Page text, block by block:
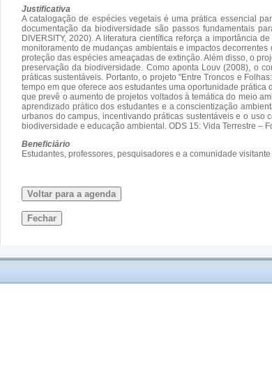
Justificativa
A catalogação de espécies vegetais é uma prática essencial
documentação da biodiversidade são passos fundamentais
DIVERSITY, 2020). A literatura científica reforça a importância
monitoramento de mudanças ambientais e impactos
proteção das espécies ameaçadas de extinção. Além disso, o
preservação da biodiversidade. Como aponta Louv (2008), o
práticas sustentáveis. Portanto, o projeto "Entre Troncos e
tempo em que oferece aos estudantes uma oportunidade
que prevê o aumento de projetos voltados à temática do meio
aprendizado prático dos estudantes e a conscientização
urbanos do campus, incentivando práticas sustentáveis e o
biodiversidade e educação ambiental. ODS 15: Vida Terrestre –
Beneficiário
Estudantes, professores, pesquisadores e a comunidade
Voltar para a agenda
Fechar